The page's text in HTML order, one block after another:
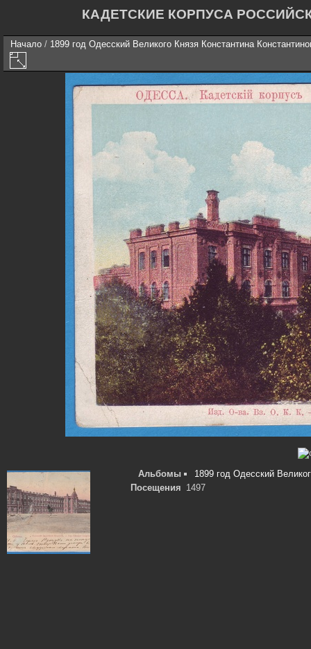
КАДЕТСКИЕ КОРПУСА
Начало / 1899 год Одесский Великого Князя Константина
Альбомы
1899 год Одесский
Посещения 1497